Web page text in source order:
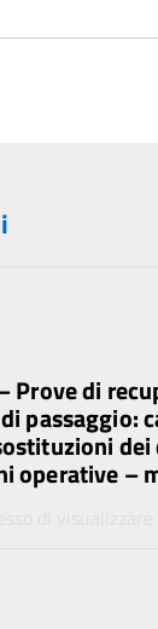
Prove di
passaggio:
operative –